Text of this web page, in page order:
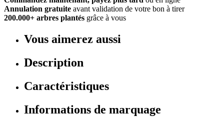
Annulation gratuite avant validation de votre bon à tirer
200.000+ arbres plantés grâce à vous
Vous aimerez aussi
Description
Caractéristiques
Informations de marquage